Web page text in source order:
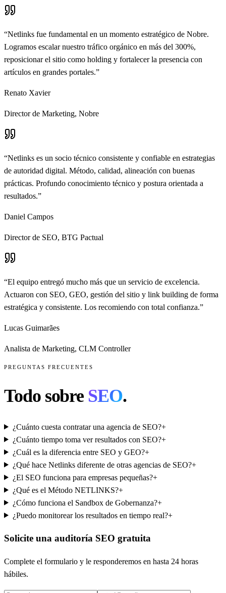
“Netlinks fue fundamental en un momento estratégico de Nobre.
Logramos escalar nuestro tráfico orgánico en más del 300%,
reposicionar el sitio como holding y fortalecer la presencia con
artículos en grandes portales.”
Renato Xavier
Director de Marketing, Nobre
“Netlinks es un socio técnico consistente y confiable en estrategias
de autoridad digital. Método, calidad, alineación con buenas
prácticas. Profundo conocimiento técnico y postura orientada a
resultados.”
Daniel Campos
Director de SEO, BTG Pactual
“El equipo entregó mucho más que un servicio de excelencia.
Actuaron con SEO, GEO, gestión del sitio y link building de forma
estratégica y consistente. Los recomiendo con total confianza.”
Lucas Guimarães
Analista de Marketing, CLM Controller
PREGUNTAS FRECUENTES
Todo sobre SEO.
¿Cuánto cuesta contratar una agencia de SEO?+
¿Cuánto tiempo toma ver resultados con SEO?+
¿Cuál es la diferencia entre SEO y GEO?+
¿Qué hace Netlinks diferente de otras agencias de SEO?+
¿El SEO funciona para empresas pequeñas?+
¿Qué es el Método NETLINKS?+
¿Cómo funciona el Sandbox de Gobernanza?+
¿Puedo monitorear los resultados en tiempo real?+
Solicite una auditoría SEO gratuita
Complete el formulario y le responderemos en hasta 24 horas
hábiles.